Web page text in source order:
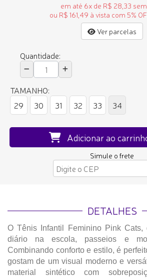
em até 6x de R$ 28,33
ou R$ 161,49 à vista com 5%
Ver parcelas
Quantidade:
TAMANHO:
29
30 31 32 33 34
Adicionar ao
Simule o frete
DETALHES
O Tênis Infantil Feminino Pink
diário na escola, passeios e
Combinando conforto e estilo, é
gostam de um visual moderno e
material sintético com